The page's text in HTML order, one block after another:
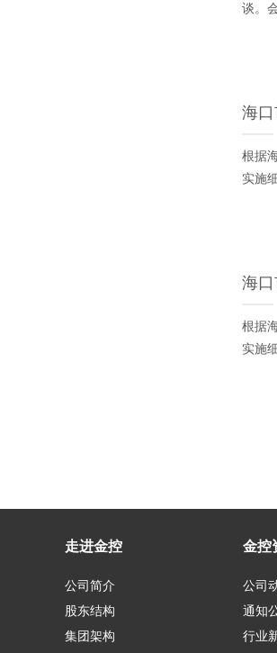
谈。
海
根据
实施
海
根据
实施
走进金控
公司简介
股东结构
集团架构
金控
公司
通知
行业